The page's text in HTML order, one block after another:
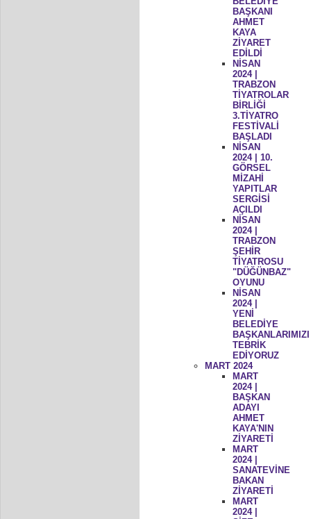
BAŞKANI
AHMET
KAYA
ZİYARET
EDİLDİ
NİSAN
2024 |
TRABZON
TİYATROLAR
BİRLİĞİ
3.TİYATRO
FESTİVALİ
BAŞLADI
NİSAN
2024 | 10.
GÖRSEL
MİZAHİ
YAPITLAR
SERGİSİ
AÇILDI
NİSAN
2024 |
TRABZON
ŞEHİR
TİYATROSU
"DÜĞÜNBAZ"
OYUNU
NİSAN
2024 |
YENİ
BELEDİYE
BAŞKANLARIMIZI
TEBRİK
EDİYORUZ
MART 2024
MART
2024 |
BAŞKAN
ADAYI
AHMET
KAYA'NIN
ZİYARETİ
MART
2024 |
SANATEVİNE
BAKAN
ZİYARETİ
MART
2024 |